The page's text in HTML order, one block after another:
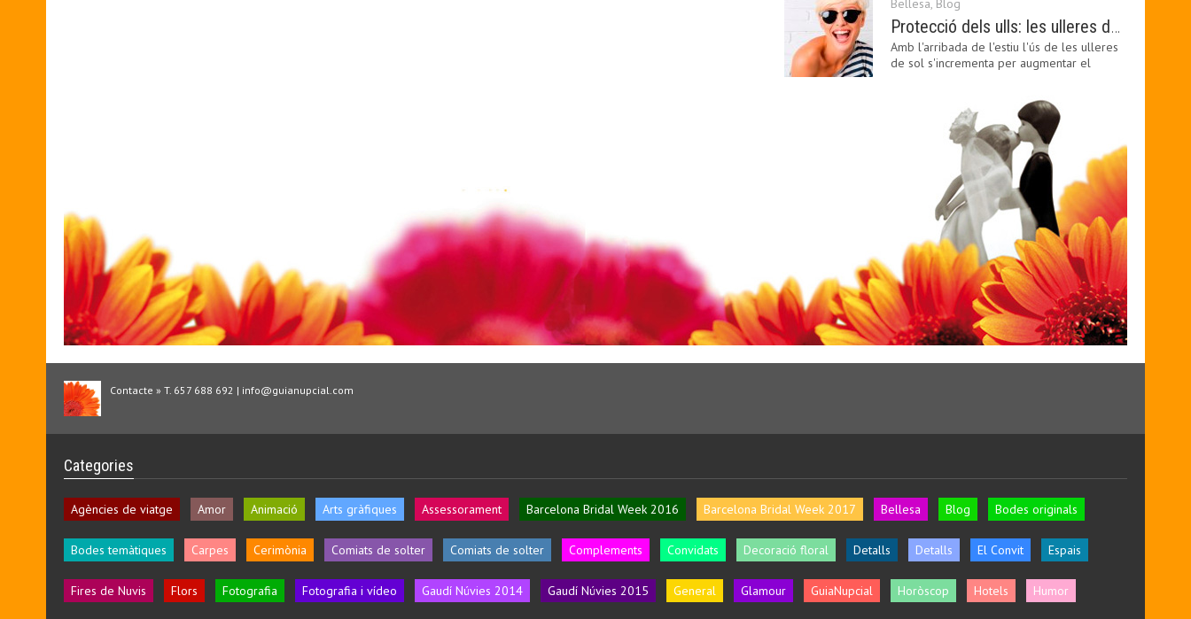
Bellesa, Blog
Protecció dels ulls: les ulleres de sol, imprescindibles en una boda estiuenca
Amb l'arribada de l'estiu l'ús de les ulleres
de sol s'incrementa per augmentar el
Contacte » T. 657 688 692 | info@guianupcial.com
Categories
Agències de viatge Amor Animació Arts gràfiques Assessorament Barcelona Bridal Week 2016 Barcelona Bridal Week 2017 Bellesa Blog Bodes originals
Bodes temàtiques Carpes Cerimònia Comiats de solter Comiats de solter Complements Convidats Decoració floral Detalls Detalls El Convit Espais
Fires de Nuvis Flors Fotografia Fotografia i vídeo Gaudí Núvies 2014 Gaudí Núvies 2015 General Glamour GuiaNupcial Horòscop Hotels Humor